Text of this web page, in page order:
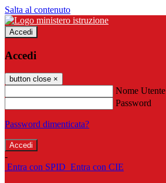
Salta al contenuto
Accedi
Accedi
button close ×
Nome Utente
Password
Password dimenticata?
-
Entra con SPID Entra con CIE